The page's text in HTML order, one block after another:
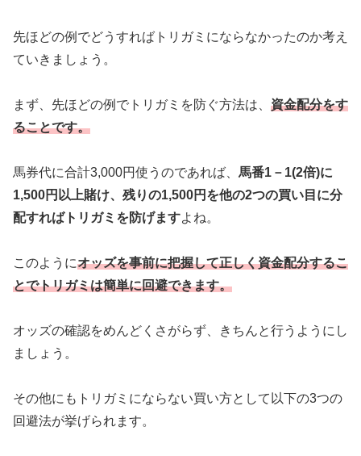
先ほどの例でどうすればトリガミにならなかったのか考え
ていきましょう。
まず、先ほどの例でトリガミを防ぐ方法は、 資金配分をす
ることです。
馬券代に合計3,000円使うのであれば、 馬番1－1(2倍)に
1,500円以上賭け、残りの1,500円を他の2つの買い目に分
配すればトリガミを防げますよね。
このようにオッズを事前に把握して正しく資金配分するこ
とでトリガミは簡単に回避できます。
オッズの確認をめんどくさがらず、きちんと行うようにし
ましょう。
その他にもトリガミにならない買い方として以下の3つの
回避法が挙げられます。